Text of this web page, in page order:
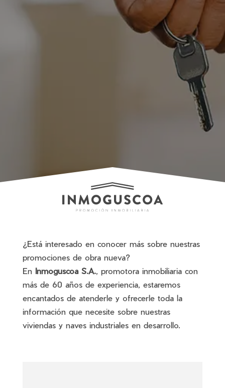
¿Está interesado en conocer más sobre nuestras
promociones de obra nueva?
En Inmoguscoa S.A., promotora inmobiliaria con
más de 60 años de experiencia, estaremos
encantados de atenderle y ofrecerle toda la
información que necesite sobre nuestras
viviendas y naves industriales en desarrollo.